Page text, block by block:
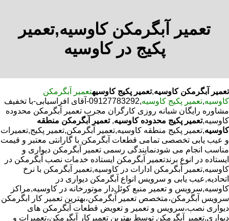
تعمیر آبگرمکن کاوسیه,تعمیر
پکیج در کاوسیه
تعمیر آبگرمکن کاوسیه,تعمیر پکیج کاوسیهتعمیر آبگرمکن
کاوسیه,تعمیر پکیج کاوسیه
,09127783292-آقای افراسیابی-با تخفیف
مشاوره رایگان شبانه روزی کارگران مجرب تعمیر آبگرمکن محدوده
کاوسیه,تعمیر پکیج محدوده کاوسیه, تعمیر آبگرمکن منطقه
کاوسیه,تعمیر پکیج منطقه کاوسیه,تعمیر آبگرمکن,تعمیر پکیج,تعمیرات
و عیب یابی تخصصی تمامی قطعات آبگرمکن با گارانتی معتبر و قیمت
مناسب انجام می شودنمایندگی رسمی تعمیر آبگرمکن دیواری و
ایستاده در انوع برندتعمیر آبگرمکن ایستاده خدمات نصب آبگرمکن در
کاوسیه,تعمیر آبگرمکن ادارات در کاوسیه,تعمیر آبگرمکن با نرخ
اتحادیه,عیب یابی و سرویس انواع آبگرمکن دیواری در
کاوسیه,سرویس و تعمیر منبع کوئل‌دار موتورخانه در کاوسیه,مراکز
سرویس آبگرمکن،متخصص تعمیر آبگرمکن،بهترین تعمیر کار ابگرمکن
دیواری نصب،سرویس و تعمیر و تعویض قطعات آبگرمکن های
دیواری,تعمیر آبگرمکن توسط بهترین تعمیرکار آبگرمکن،تعمیرات و